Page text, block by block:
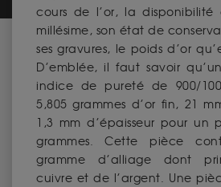
cours de l’or, la
millésime, son état de
ses gravures, le poids d’or
D’emblée, il faut savoir
indice de pureté de 900/
5,805 grammes d’or fin, 21
1,3 mm d’épaisseur pour un
grammes. Cette pièce
gramme d’alliage dont
cuivre et de l’argent. Une